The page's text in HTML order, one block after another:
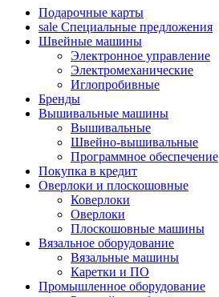
Подарочные карты
sale Специальные предложения
Швейные машины
Электронное управление
Электромеханические
Иглопробивные
Бренды
Вышивальные машины
Вышивальные
Швейно-вышивальные
Программное обеспечение
Покупка в кредит
Оверлоки и плоскошовные
Коверлоки
Оверлоки
Плоскошовные машины
Вязальное оборудование
Вязальные машины
Каретки и ПО
Промышленное оборудование